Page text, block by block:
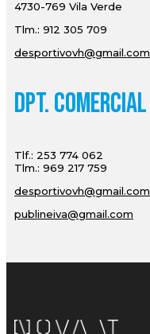
4730-769 Vila Verde
Tlm.: 912 305 709
desportivovh@gmail.com
Dpt. Comercial
Tlf.: 253 774 062
Tlm.: 969 217 759
desportivovh@gmail.com
publineiva@gmail.com